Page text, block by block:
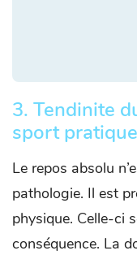
3. Tendinite
sport
Le repos absolu
pathologie. Il est
physique. Celle-ci
conséquence. La